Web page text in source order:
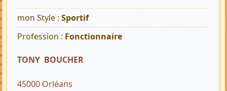
mon Style : Sportif
Profession : Fonctionnaire
TONY BOUCHER
45000 Orléans